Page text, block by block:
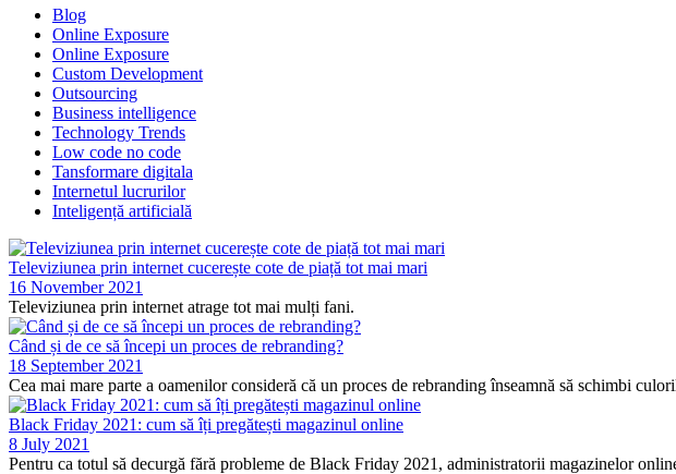
Blog
Online Exposure
Online Exposure
Custom Development
Outsourcing
Business intelligence
Technology Trends
Low code no code
Tansformare digitala
Internetul lucrurilor
Inteligență artificială
Televiziunea prin internet cucerește cote de piață tot mai mari
16 November 2021
Televiziunea prin internet atrage tot mai mulți fani.
Când și de ce să începi un proces de rebranding?
18 September 2021
Cea mai mare parte a oamenilor consideră că un proces de rebranding înseamnă să schimbi
Black Friday 2021: cum să îți pregătești magazinul online
8 July 2021
Pentru ca totul să decurgă fără probleme de Black Friday 2021, administratorii magazinelor